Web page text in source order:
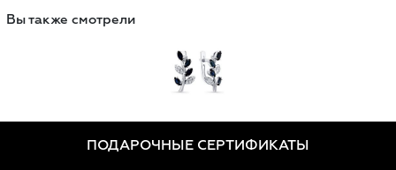
Вы также смотрели
ПОДАРОЧНЫЕ СЕРТИФИКАТЫ